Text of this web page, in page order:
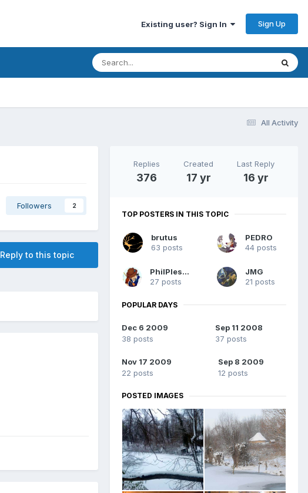
Existing user? Sign In Sign Up
All Activity
Followers 2
Reply to this topic
Replies
376
Created
17 yr
Last Reply
16 yr
TOP POSTERS IN THIS TOPIC
brutus
63 posts
PEDRO
44 posts
PhilPlessis
27 posts
JMG
21 posts
POPULAR DAYS
Dec 6 2009
38 posts
Sep 11 2008
37 posts
Nov 17 2009
22 posts
Sep 8 2009
12 posts
POSTED IMAGES